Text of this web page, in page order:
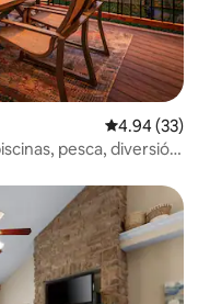
Calificación
4.94 (33)
pesca, diversión